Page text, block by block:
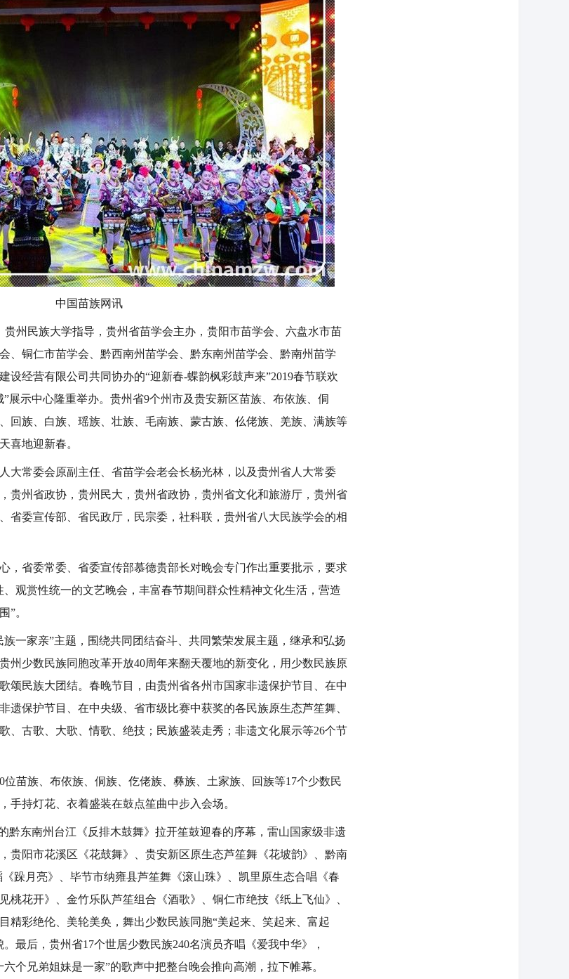
中国苗族网讯
贵州民族大学指导，贵州省苗学会主办，贵阳市苗学会、六盘水市苗
、铜仁市苗学会、黔西南州苗学会、黔东南州苗学会、黔南州苗学
设经营有限公司共同协办的“迎新春-蝶韵枫彩鼓声来”2019春节联欢
展示中心隆重举办。贵州省9个州市及贵安新区苗族、布依族、侗
回族、白族、瑶族、壮族、毛南族、蒙古族、仫佬族、羌族、满族等
喜地迎新春。
大常委会原副主任、省苗学会老会长杨光林，以及贵州省人大常委
贵州省政协，贵州民大，贵州省政协，贵州省文化和旅游厅，贵州省
省委宣传部、省民政厅，民宗委，社科联，贵州省八大民族学会的相
，省委常委、省委宣传部慕德贵部长对晚会专门作出重要批示，要求
观赏性统一的文艺晚会，丰富春节期间群众性精神文化生活，营造
”。
一家亲”主题，围绕共同团结奋斗、共同繁荣发展主题，继承和弘扬
州少数民族同胞改革开放40周年来翻天覆地的新变化，用少数民族原
颂民族大团结。春晚节目，由贵州省各州市国家非遗保护节目、在中
遗保护节目、在中央级、省市级比赛中获奖的各民族原生态芦笙舞、
、古歌、大歌、情歌、绝技；民族盛装走秀；非遗文化展示等26个节
位苗族、布依族、侗族、仡佬族、彝族、土家族、回族等17个少数民
手持灯花、衣着盛装在鼓点笙曲中步入会场。
黔东南州台江《反排木鼓舞》拉开笙鼓迎春的序幕，雷山国家级非遗
贵阳市花溪区《花鼓舞》、贵安新区原生态芦笙舞《花坡韵》、黔南
跺月亮》、毕节市纳雍县芦笙舞《滚山珠》、凯里原生态合唱《春
桃花开》、金竹乐队芦笙组合《酒歌》、铜仁市绝技《纸上飞仙》、
精彩绝伦、美轮美奂，舞出少数民族同胞“美起来、笑起来、富起
最后，贵州省17个世居少数民族240名演员齐唱《爱我中华》，
个兄弟姐妹是一家”的歌声中把整台晚会推向高潮，拉下帷幕。